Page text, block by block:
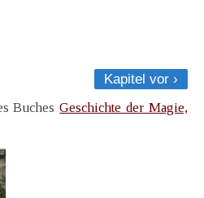
Kapitel vor ›
BuchesGeschichte der Magie,